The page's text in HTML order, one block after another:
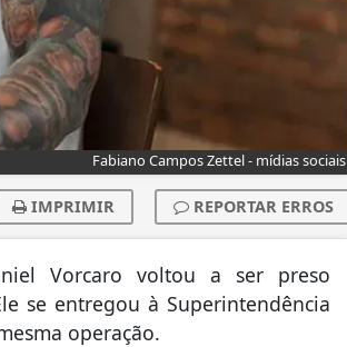
Fabiano Campos Zettel - mídias sociais
IMPRIMIR REPORTAR ERROS
Vorcaro voltou a ser preso
se entregou à Superintendência
operação.